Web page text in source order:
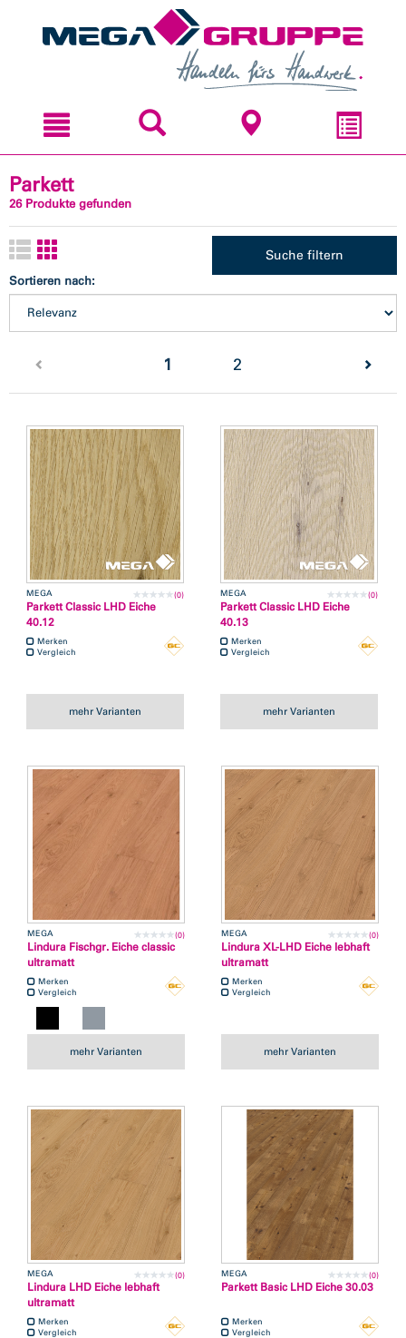
Parkett
26 Produkte gefunden
Suche filtern
Sortieren nach:
1 (current)2
MEGA (0)
Parkett Classic LHD Eiche
40.12
Merken
Vergleich
mehr Varianten
MEGA (0)
Parkett Classic LHD Eiche
40.13
Merken
Vergleich
mehr Varianten
MEGA (0)
Lindura Fischgr. Eiche classic
ultramatt
Merken
Vergleich
mehr Varianten
MEGA (0)
Lindura XL-LHD Eiche lebhaft
ultramatt
Merken
Vergleich
mehr Varianten
MEGA (0)
Lindura LHD Eiche lebhaft
ultramatt
Merken
Vergleich
MEGA (0)
Parkett Basic LHD Eiche 30.03
Merken
Vergleich